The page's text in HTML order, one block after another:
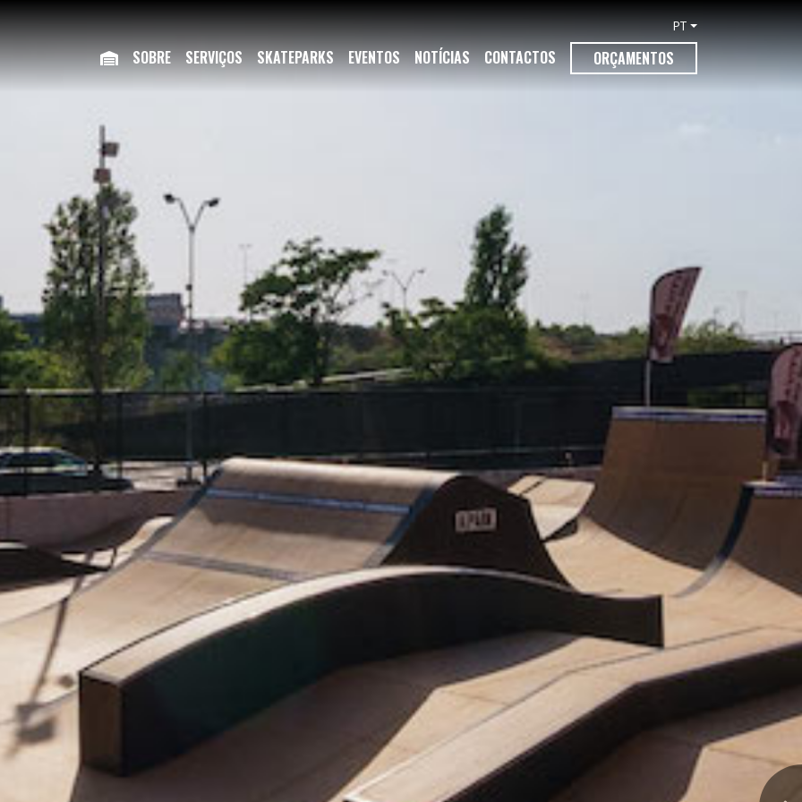
PT
SOBRE SERVIÇOS SKATEPARKS EVENTOS NOTÍCIAS CONTACTOS ORÇAMENTOS